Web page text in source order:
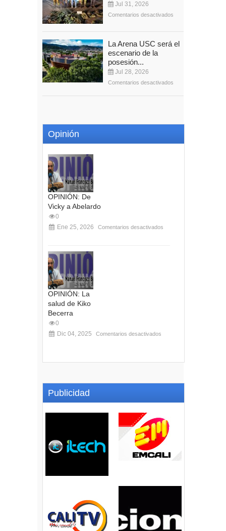
Jul 31, 2026
Comentarios desactivados
La Arena USC será el
escenario de la
posesión...
Jul 28, 2026
Comentarios desactivados
Opinión
OPINIÓN: De
Vicky a Abelardo
0
Ene 25, 2026
Comentarios desactivados
OPINIÓN: La
salud de Kiko
Becerra
0
Dic 04, 2025
Comentarios desactivados
Publicidad